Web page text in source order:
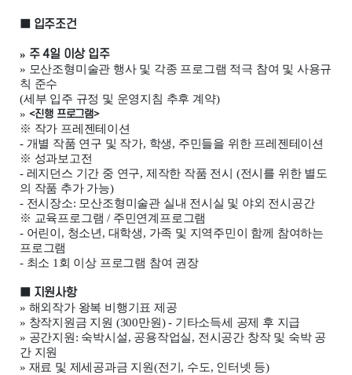
■ 입주조건
» 주4일 이상 입주
» 모산조형미술관 행사 및 각종 프로그램 적극 참여 및 사용규
칙 준수
(세부 입주 규정 및 운영지침 추후 계약)
» <진행 프로그램>
※ 작가 프레젠테이션
- 개별 작품 연구 및 작가, 학생, 주민들을 위한 프레젠테이션
※ 성과보고전
- 레지던스 기간 중 연구, 제작한 작품 전시 (전시를 위한 별도
의 작품 추가 가능)
- 전시장소: 모산조형미술관 실내 전시실 및 야외 전시공간
※ 교육프로그램/ 주민연계프로그램
- 어린이 , 청소년 , 대학생, 가족 및 지역주민이 함께 참여하는
프로그램
- 최소 1 회 이상 프로그램 참여 권장
■ 지원사항
» 해외작가 왕복 비행기표 제공
» 창작지원금 지원 (300만원) - 기타소득세 공제 후 지급
» 공간지원 : 숙박시설, 공용작업실, 전시공간 창작 및 숙박 공
간 지원
» 재료 및 제세공과금 지원(전기 , 수도, 인터넷 등)